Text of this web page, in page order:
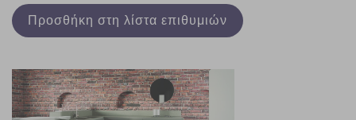
Προσθήκη στη λίστα επιθυμιών